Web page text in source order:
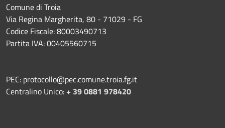
Comune di Troia
Via Regina Margherita, 80 - 71029 - FG
Codice Fiscale: 80003490713
Partita IVA: 00405560715
PEC: protocollo@pec.comune.troia.fg.it
Centralino Unico:+ 39 0881 978420